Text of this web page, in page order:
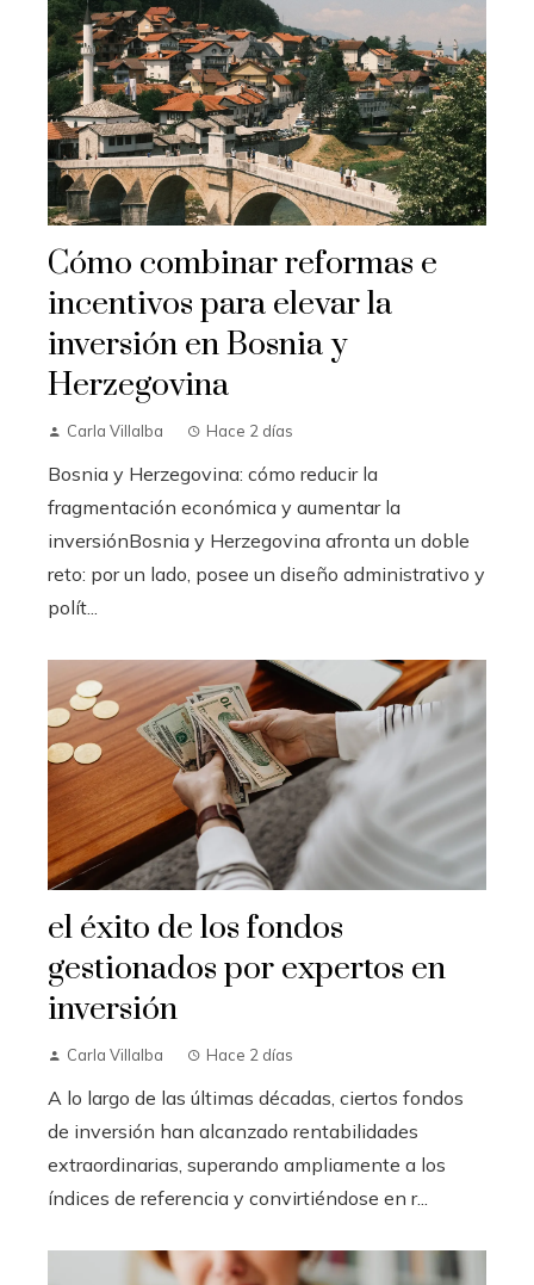
Cómo combinar reformas e
incentivos para elevar la
inversión en Bosnia y
Herzegovina
Carla Villalba Hace 2 días
Bosnia y Herzegovina: cómo reducir la
fragmentación económica y aumentar la
inversiónBosnia y Herzegovina afronta un doble
reto: por un lado, posee un diseño administrativo y
polít...
el éxito de los fondos
gestionados por expertos en
inversión
Carla Villalba Hace 2 días
A lo largo de las últimas décadas, ciertos fondos
de inversión han alcanzado rentabilidades
extraordinarias, superando ampliamente a los
índices de referencia y convirtiéndose en r...